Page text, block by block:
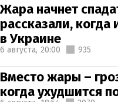
Жара начнет
рассказали, когда
в Украине
6 августа, 20:00 935
Вместо жары –
когда ухудшится